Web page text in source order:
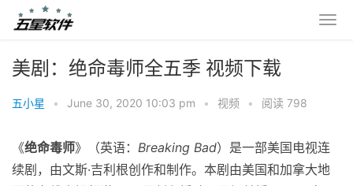
美剧：绝命毒师全五季 视频下载
五小星 • June 30, 2020 10:03 pm • 视频 • 阅读 798
《绝命毒师》（英语： Breaking Bad）是一部美国电视连
续剧，由文斯·吉利根创作和制作。本剧由美国和加拿大地